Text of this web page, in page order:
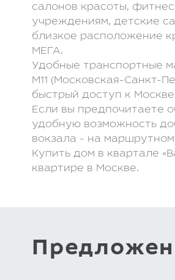
салонов красоты,
учреждениям, детские
близкое расположение
МЕГА.
Удобные транспортные
М11 (Московская-Санкт-
быстрый доступ к
Если вы предпочитаете
удобную возможность
вокзала - на
Купить дом в квартале
квартире в Москве.